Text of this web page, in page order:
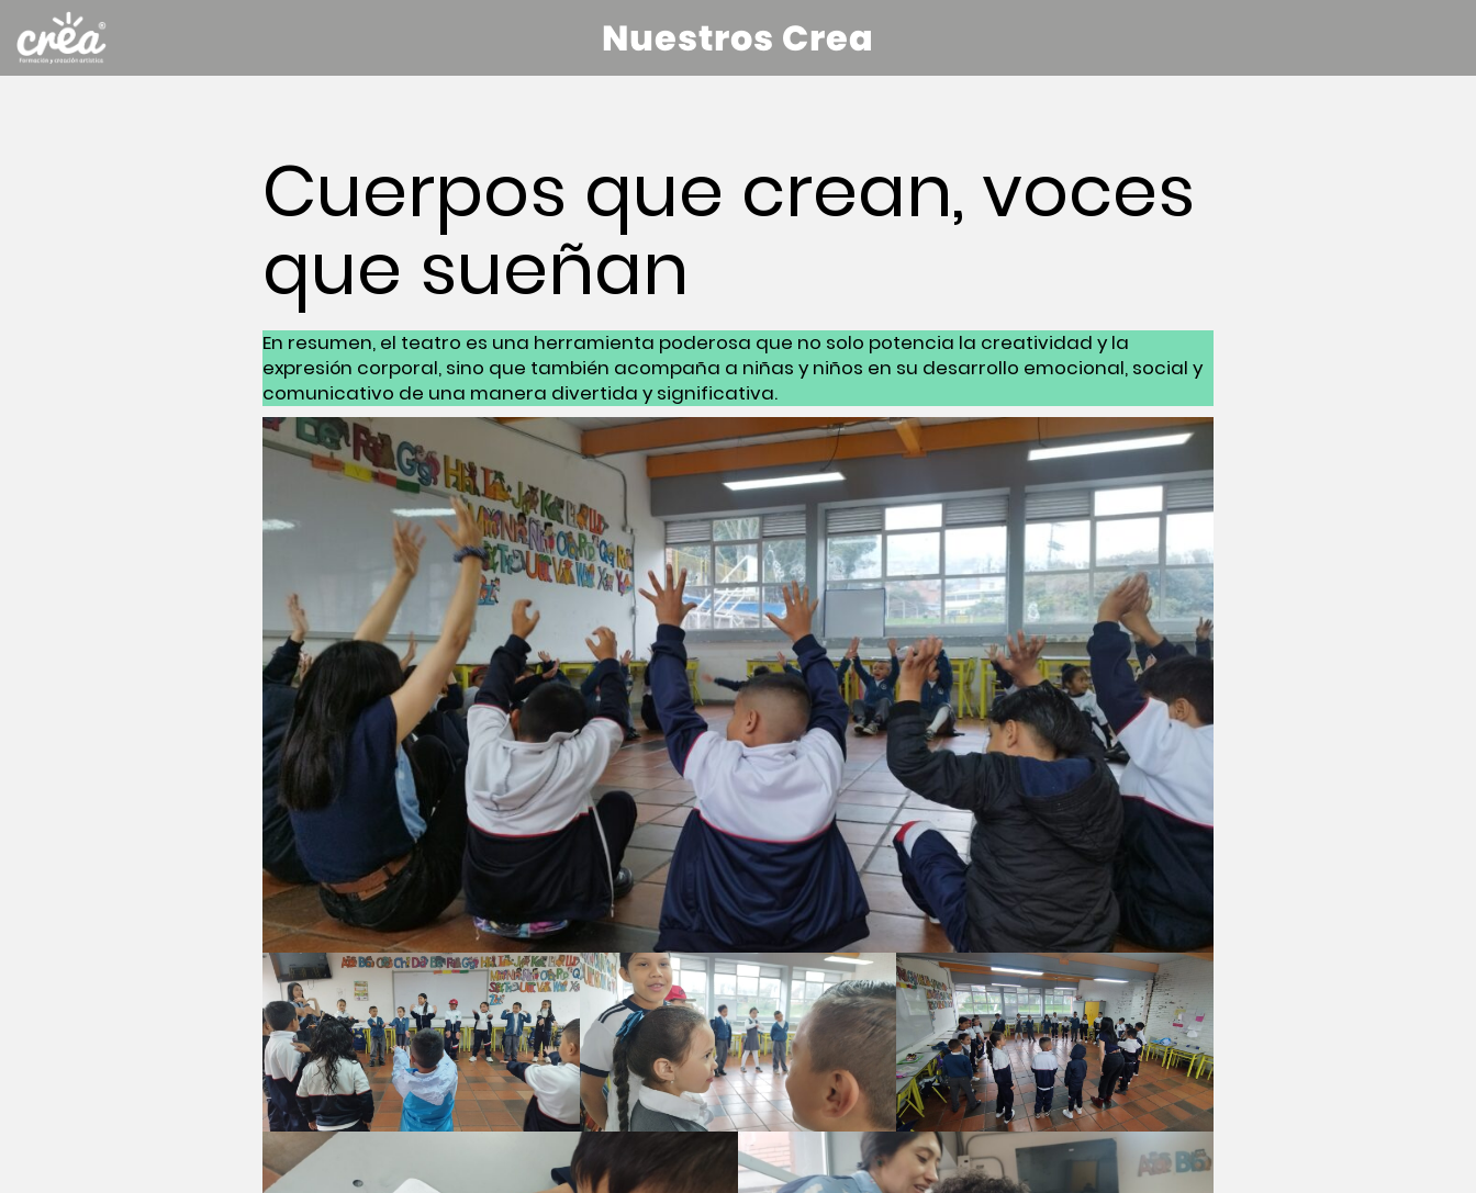
Nuestros Crea
Cuerpos que crean, voces
que sueñan
En resumen, el teatro es una herramienta poderosa que no solo potencia la creatividad y la
expresión corporal, sino que también acompaña a niñas y niños en su desarrollo emocional, social y
comunicativo de una manera divertida y significativa.